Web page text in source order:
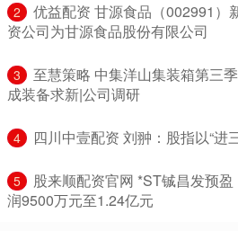
2
优益配资 甘源食品（002991）
资公司为甘源食品股份有限公司
3
至慧策略 中集洋山集装箱第三
成装备求新|公司调研
4 四川中壹配资 刘翀：股指以“进
5
股来顺配资官网 *ST铖昌发预
润9500万元至1.24亿元